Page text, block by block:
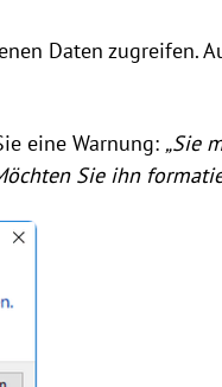
Daten zugreifen.
eine Warnung: „Sie
Sie ihn